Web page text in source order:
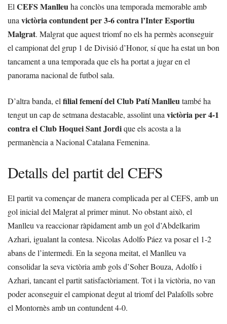
El CEFS Manlleuha conclòs una temporada memorable amb
una victòria contundent per 3-6 contra l’Inter Esportiu
Malgrat. Malgrat que aquest triomf no els ha permès aconseguir
el campionat del grup 1 de Divisió d’Honor, sí que ha estat un bon
tancament a una temporada que els ha portat a jugar en el
panorama nacional de futbol sala.
D’altra banda, el filial femení del Club Patí Manlleutambé ha
tengut un cap de setmana destacable, assolint una victòria per 4-1
contra el Club Hoquei Sant Jordique els acosta a la
permanència a Nacional Catalana Femenina.
Detalls del partit del CEFS
El partit va començar de manera complicada per al CEFS, amb un
gol inicial del Malgrat al primer minut. No obstant això, el
Manlleu va reaccionar ràpidament amb un gol d’Abdelkarim
Azhari, igualant la contesa. Nicolas Adolfo Páez va posar el 1-2
abans de l’intermedi. En la segona meitat, el Manlleu va
consolidar la seva victòria amb gols d’Soher Bouza, Adolfo i
Azhari, tancant el partit satisfactòriament. Tot i la victòria, no van
poder aconseguir el campionat degut al triomf del Palafolls sobre
el Montornès amb un contundent 4-0.